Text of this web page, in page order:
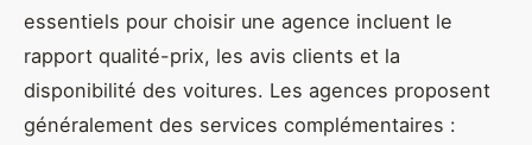
essentiels pour choisir une agence incluent le
rapport qualité-prix, les avis clients et la
disponibilité des voitures. Les agences proposent
généralement des services complémentaires :